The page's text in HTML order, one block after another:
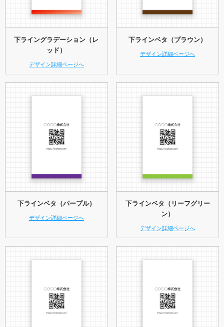
下ライングラデーション（レ
ッド）
デザイン詳細ページへ
下ラインベタ（ブラウン）
デザイン詳細ページへ
下ラインベタ（パープル）
デザイン詳細ページへ
下ラインベタ（リーフグリー
ン）
デザイン詳細ページへ